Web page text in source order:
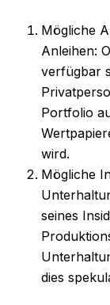
Mögliche
Anleihen:
verfügbar
Portfolio
wird.
Mögliche
seines
dies